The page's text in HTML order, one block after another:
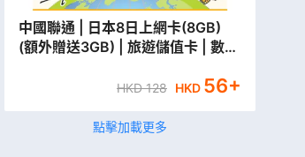
中國聯通 | 日本8日上網卡(8GB)
(額外贈送3GB) | 旅遊儲值卡 | 數據
HKD128 HKD 56+
點擊加載更多